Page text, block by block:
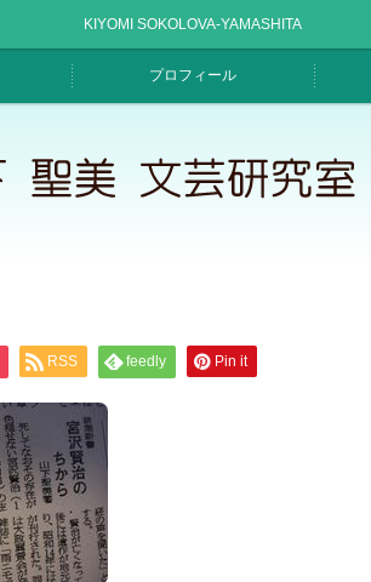
KIYOMI SOKOLOVA-YAMASHITA
プロフィール
RSS feedly Pin it